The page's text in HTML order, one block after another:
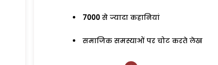
7000 से ज्यादा कहानियां
समाजिक समस्याओं पर चोट करते लेख